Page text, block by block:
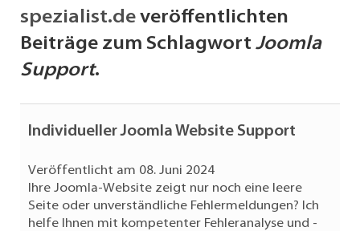
spezialist.de veröffentlichten
Beiträge zum Schlagwort Joomla
Support.
Individueller Joomla Website Support
Veröffentlicht am 08. Juni 2024
Ihre Joomla-Website zeigt nur noch eine leere
Seite oder unverständliche Fehlermeldungen? Ich
helfe Ihnen mit kompetenter Fehleranalyse und -